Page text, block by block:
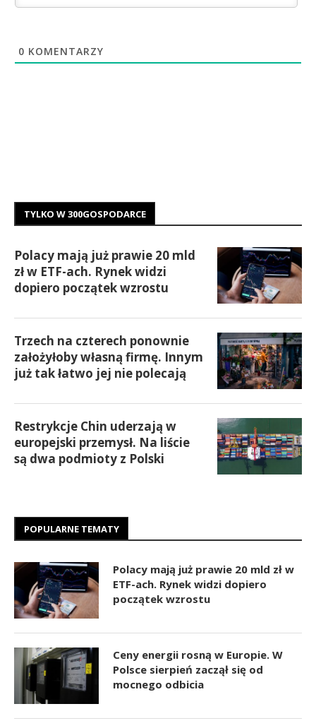
0 KOMENTARZY
TYLKO W 300GOSPODARCE
Polacy mają już prawie 20 mld
zł w ETF-ach. Rynek widzi
dopiero początek wzrostu
Trzech na czterech ponownie
założyłoby własną firmę. Innym
już tak łatwo jej nie polecają
Restrykcje Chin uderzają w
europejski przemysł. Na liście
są dwa podmioty z Polski
POPULARNE TEMATY
Polacy mają już prawie 20 mld zł w
ETF-ach. Rynek widzi dopiero
początek wzrostu
Ceny energii rosną w Europie. W
Polsce sierpień zaczął się od
mocnego odbicia